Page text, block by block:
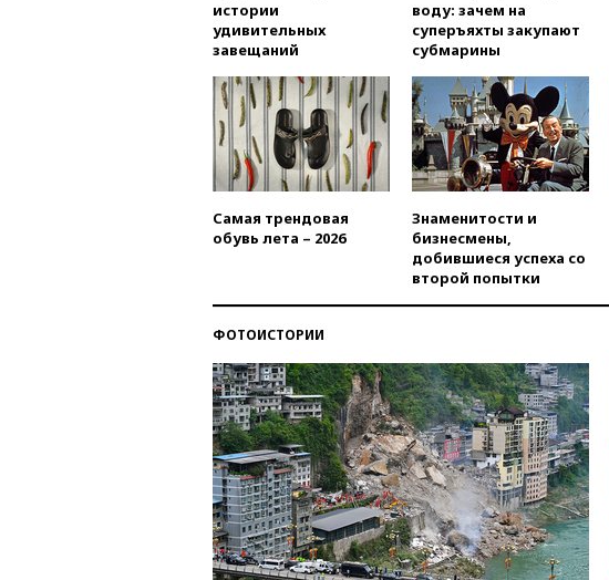
истории
удивительных
завещаний
воду: зачем на
суперъяхты закупают
субмарины
Самая трендовая
обувь лета – 2026
Знаменитости и
бизнесмены,
добившиеся успеха со
второй попытки
ФОТОИСТОРИИ